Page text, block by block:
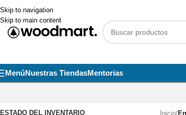
Skip to navigation
Skip to main content
MenúNuestras TiendasMentorias
ESTADO DEL INVENTARIO Inicio/